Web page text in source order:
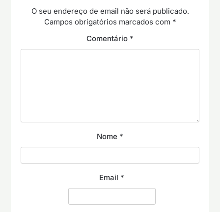
O seu endereço de email não será publicado.
Campos obrigatórios marcados com *
Comentário *
Nome *
Email *